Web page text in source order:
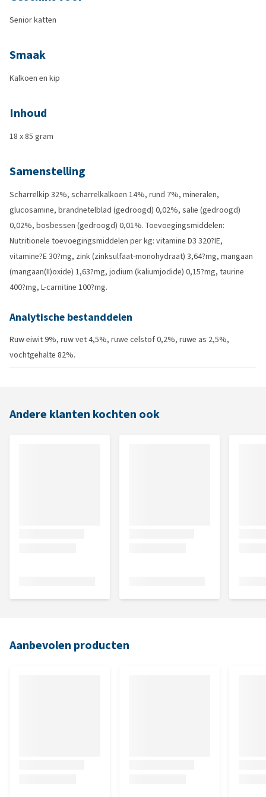
Senior katten
Smaak
Kalkoen en kip
Inhoud
18 x 85 gram
Samenstelling
Scharrelkip 32%, scharrelkalkoen 14%, rund 7%, mineralen,
glucosamine, brandnetelblad (gedroogd) 0,02%, salie (gedroogd)
0,02%, bosbessen (gedroogd) 0,01%. Toevoegingsmiddelen:
Nutritionele toevoegingsmiddelen per kg: vitamine D3 320?IE,
vitamine?E 30?mg, zink (zinksulfaat-monohydraat) 3,64?mg, mangaan
(mangaan(II)oxide) 1,63?mg, jodium (kaliumjodide) 0,15?mg, taurine
400?mg, L-carnitine 100?mg.
Analytische bestanddelen
Ruw eiwit 9%, ruw vet 4,5%, ruwe celstof 0,2%, ruwe as 2,5%,
vochtgehalte 82%.
Andere klanten kochten ook
Aanbevolen producten